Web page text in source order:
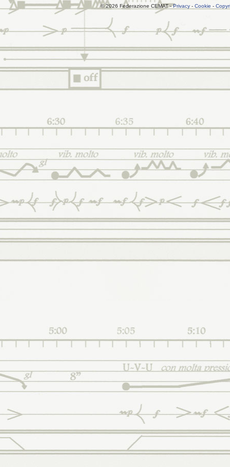
© 2026 Federazione CEMAT -Privacy- Cookie -